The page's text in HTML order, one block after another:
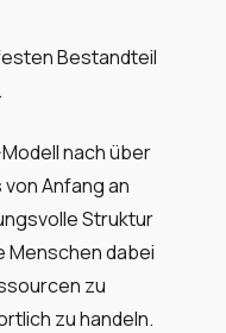
Bestandteil
nach über
Anfang an
Struktur
Menschen dabei
zu
zu handeln.